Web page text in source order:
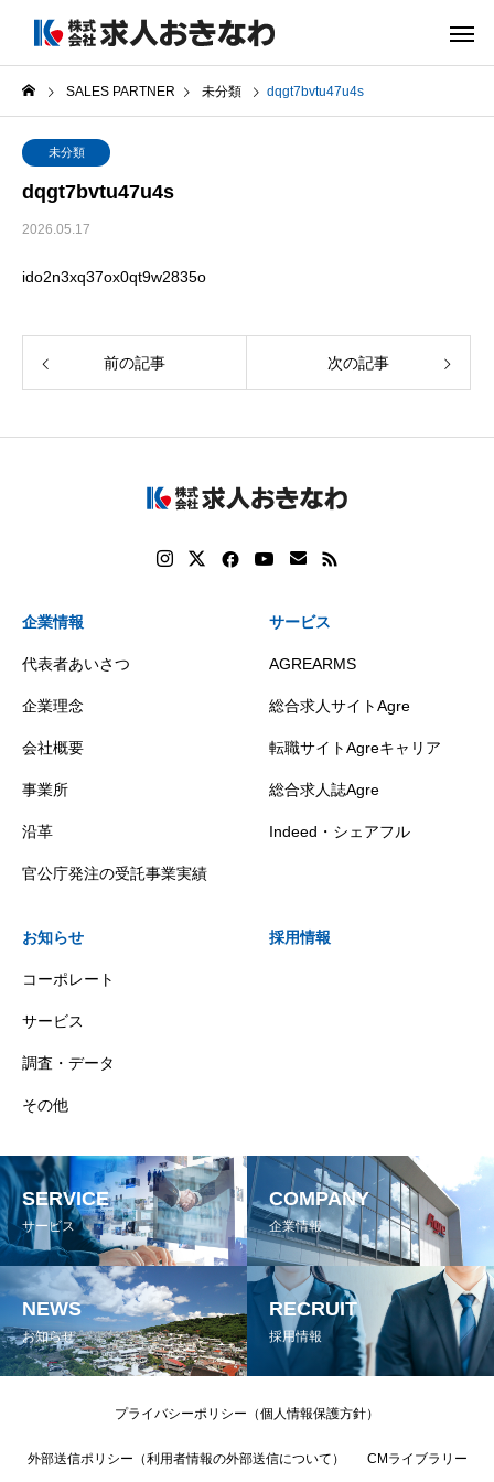
SALES PARTNER 未分類 dqgt7bvtu47u4s
未分類
dqgt7bvtu47u4s
2026.05.17
ido2n3xq37ox0qt9w2835o
前の記事 次の記事
企業情報
代表者あいさつ
企業理念
会社概要
事業所
沿革
官公庁発注の受託事業実績
サービス
AGREARMS
総合求人サイトAgre
転職サイトAgreキャリア
総合求人誌Agre
Indeed・シェアフル
お知らせ
コーポレート
サービス
調査・データ
その他
採用情報
SERVICE
サービス
COMPANY
企業情報
NEWS
お知らせ
RECRUIT
採用情報
プライバシーポリシー（個人情報保護方針）
外部送信ポリシー（利用者情報の外部送信について） CMライブラリー